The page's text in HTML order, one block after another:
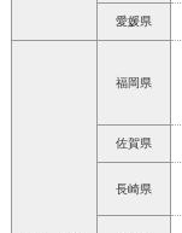
愛媛県
福岡県
佐賀県
長崎県